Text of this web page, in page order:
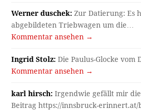
Werner duschek: Zur Datierung: Es
abgebildeten Triebwagen um die…
Kommentar ansehen →
Ingrid Stolz: Die Paulus-Glocke vom
Kommentar ansehen →
karl hirsch: Irgendwie gefällt mir
Beitrag https://innsbruck-erinnert.at/